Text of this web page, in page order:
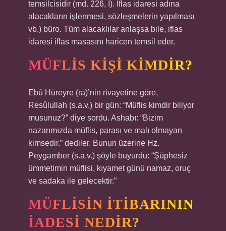
temsilcisidir (md. 226, I). İflas idaresi adına
alacakların işlenmesi, sözleşmelerin yapılması
vb.) büro. Tüm alacaklılar anlaşsa bile, iflas
idaresi iflas masasını haricen temsil eder.
MÜFLIS KIŞI KIMDIR?
Ebû Hüreyre (ra)’nin rivayetine göre,
Resûlullah (s.a.v.) bir gün: “Müflis kimdir biliyor
musunuz?” diye sordu. Ashabı: “Bizim
nazarımızda müflis, parası ve malı olmayan
kimsedir.” dediler. Bunun üzerine Hz.
Peygamber (s.a.v.) şöyle buyurdu: “Şüphesiz
ümmetimin müflisi, kıyamet günü namaz, oruç
ve sadaka ile gelecektir.”
MÜFLISIN ITIBARININ
IADESI NEDIR?